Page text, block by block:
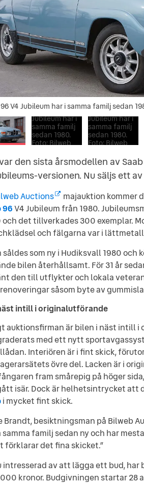
Saab 96 V4 Jubileum har i samma
V4 Jubileum har i samma familj sedan
den sista årsmodellen av
versionen. Nu säljs ett
Auctions
majauktion kommer
96V4 Jubileum från 1980.
och det tillverkades 300 exemplar.
och fälgarna var i
såldes som ny i Hudiksvall 1980 och
bilen återhållsamt. För 31 år
den till utflykter och lokala
renoveringar såsom byte av
intill i originalutförande
auktionsfirman är bilen i näst intill i
med ett nytt
Interiören är i fint skick,
övre del. Lacken är i
fram smårepig på höger
isär. Dock är helhetsintrycket att
i mycket fint skick.
Brandt, besiktningsman på Bilweb
samma familj sedan ny och har
förklarar det fina skicket.”
intresserad av att lägga ett bud,
kronor. Budgivningen startar 28